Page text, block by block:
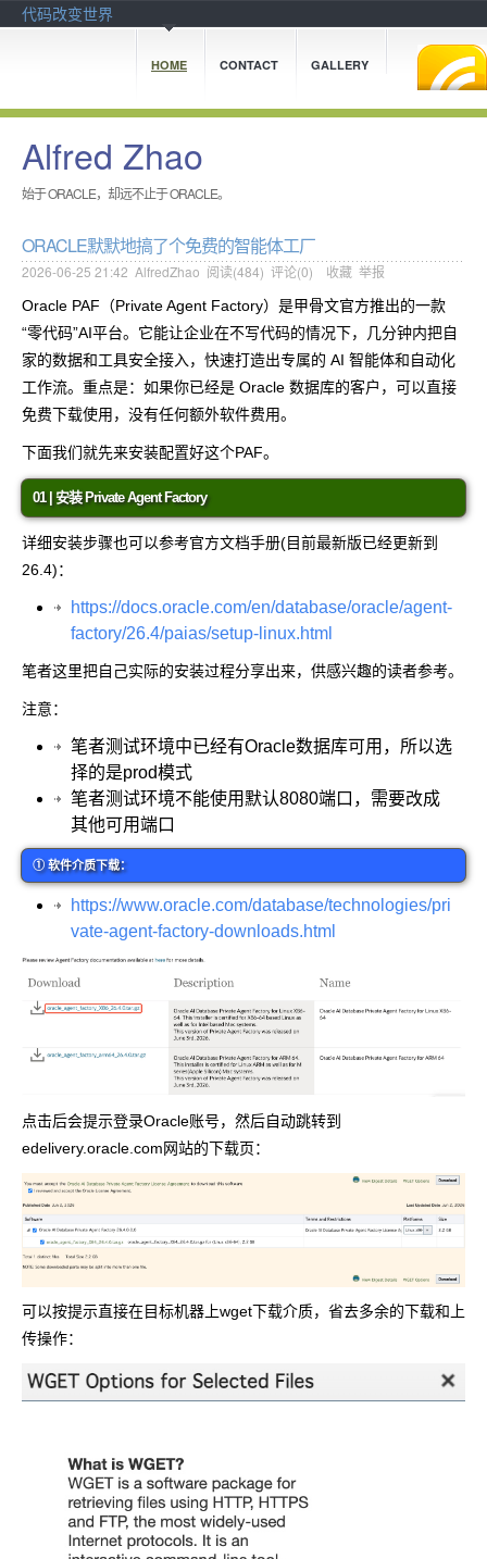
代码改变世界
HOME CONTACT GALLERY
Alfred Zhao
始于 ORACLE，却远不止于 ORACLE。
ORACLE默默地搞了个免费的智能体工厂
2026-06-25 21:42 AlfredZhao 阅读(484) 评论(0) 收藏 举报
Oracle PAF（Private Agent Factory）是甲骨文官方推出的一款
“零代码”AI平台。它能让企业在不写代码的情况下，几分钟内把自
家的数据和工具安全接入，快速打造出专属的 AI 智能体和自动化
工作流。重点是：如果你已经是 Oracle 数据库的客户，可以直接
免费下载使用，没有任何额外软件费用。
下面我们就先来安装配置好这个PAF。
01 | 安装 Private Agent Factory
详细安装步骤也可以参考官方文档手册(目前最新版已经更新到
26.4)：
https://docs.oracle.com/en/database/oracle/agent-
factory/26.4/paias/setup-linux.html
笔者这里把自己实际的安装过程分享出来，供感兴趣的读者参考。
注意：
笔者测试环境中已经有Oracle数据库可用，所以选
择的是prod模式
笔者测试环境不能使用默认8080端口，需要改成
其他可用端口
① 软件介质下载：
https://www.oracle.com/database/technologies/pri
vate-agent-factory-downloads.html
点击后会提示登录Oracle账号，然后自动跳转到
edelivery.oracle.com网站的下载页：
可以按提示直接在目标机器上wget下载介质，省去多余的下载和上
传操作：